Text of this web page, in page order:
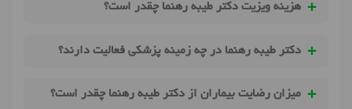
هزینه ویزیت دکتر طیبه رهنما چقدر است؟
دکتر طیبه رهنما در چه زمینه پزشکی فعالیت دارند؟
میزان رضایت بیماران از دکتر طیبه رهنما چقدر است؟